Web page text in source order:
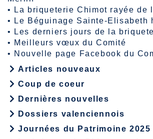
•
La briqueterie Chimot rayée de
•
Le Béguinage Sainte-Elisabeth
•
Les derniers jours de la
• Meilleurs vœux du Comité
• Nouvelle page Facebook du
Articles nouveaux
Coup de coeur
Dernières nouvelles
Dossiers valenciennois
Journées du Patrimoine 2025